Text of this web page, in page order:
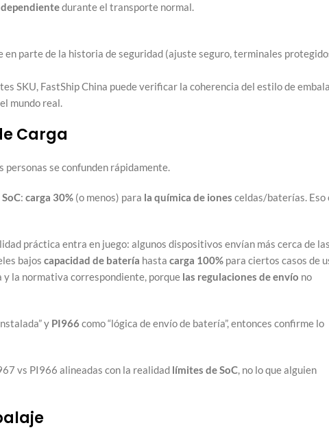
durante el transporte normal.
en parte de la historia de seguridad (ajuste seguro, terminales
SKU, FastShip China puede verificar la coherencia del estilo de
mundo real.
Carga
personas se confunden rápidamente.
: carga 30% (o menos) para la química de iones celdas/baterías. Eso
práctica entra en juego: algunos dispositivos envían más cerca de las
bajos capacidad de batería hasta carga 100% para ciertos casos de
la normativa correspondiente, porque las regulaciones de envío no
y PI966como “lógica de envío de batería”, entonces confirme lo
vs PI966 alineadas con la realidad límites de SoC, no lo que alguien